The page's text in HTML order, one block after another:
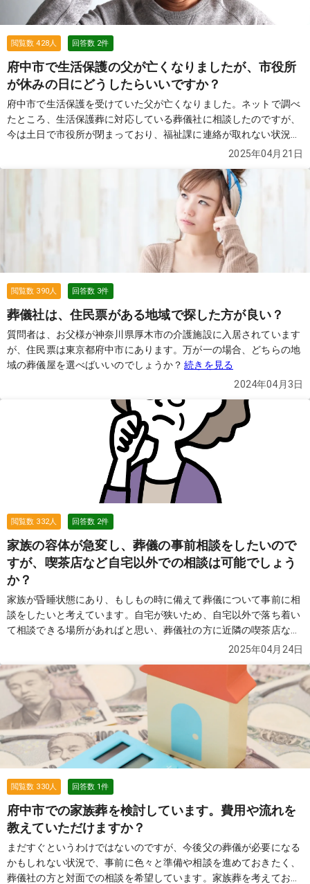
閲覧数428人 回答数 2件
府中市で生活保護の父が亡くなりましたが、市役所
が休みの日にどうしたらいいですか？
府中市で生活保護を受けていた父が亡くなりました。ネットで調べ
たところ、生活保護葬に対応している葬儀社に相談したのですが、
今は土日で市役所が閉まっており、福祉課に連絡が取れない状況で
す。病院からも早く遺体を引き取るように言われています。この場
が通らなかったらどうなるかも心配です。アドバイスをいただけれ
2025年04月21日
閲覧数 390人 回答数 3件
葬儀社は、住民票がある地域で探した方が良い？
質問者は、お父様が神奈川県厚木市の介護施設に入居されています
が、住民票は東京都府中市にあります。万が一の場合、どちらの地
域の葬儀屋を選べばいいのでしょうか？ 続きを見る
2024年04月3日
閲覧数 332人 回答数 2件
家族の容体が急変し、葬儀の事前相談をしたいので
すが、喫茶店など自宅以外での相談は可能でしょう
か？
家族が昏睡状態にあり、もしもの時に備えて葬儀について事前に相
談をしたいと考えています。自宅が狭いため、自宅以外で落ち着い
て相談できる場所があればと思い、葬儀社の方に近隣の喫茶店など
での面談もお願いできるのか知りたいです。また、近くの喫茶室が
いと考えています。急なことで日程的に余裕がないのですが、当日
中でも対応していただけるのでしょうか？また、何を準備しておけ
ばよいかも教えていただけると助かります。
続きを見る
2025年04月24日
閲覧数 330人 回答数 1件
府中市での家族葬を検討しています。費用や流れを
教えていただけますか？
まだすぐというわけではないのですが、今後父の葬儀が必要になる
かもしれない状況で、事前に色々と準備や相談を進めておきたく、
葬儀社の方と対面での相談を希望しています。家族葬を考えてお